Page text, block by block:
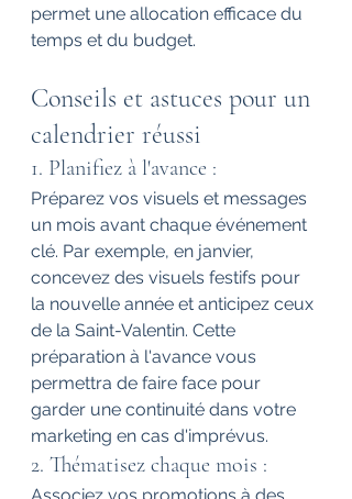
permet une allocation efficace du
temps et du budget.
Conseils et astuces pour un
calendrier réussi
1. Planifiez à l'avance :
Préparez vos visuels et messages
un mois avant chaque événement
clé. Par exemple, en janvier,
concevez des visuels festifs pour
la nouvelle année et anticipez ceux
de la Saint-Valentin. Cette
préparation à l'avance vous
permettra de faire face pour
garder une continuité dans votre
marketing en cas d'imprévus.
2. Thématisez chaque mois :